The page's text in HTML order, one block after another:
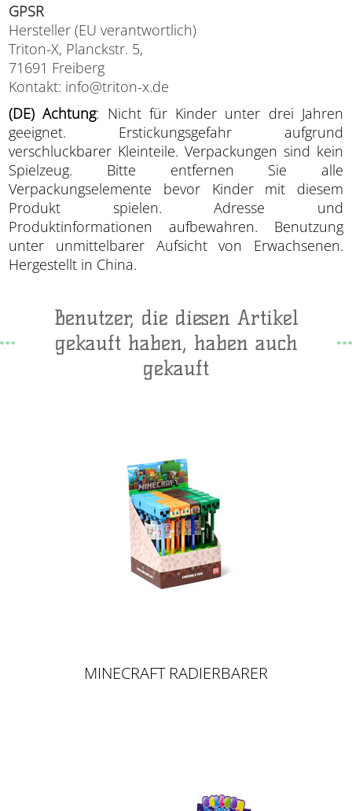
GPSR
Hersteller (EU verantwortlich)
Triton-X, Planckstr. 5,
71691 Freiberg
Kontakt: info@triton-x.de
(DE) Achtung: Nicht für Kinder unter drei Jahren
geeignet. Erstickungsgefahr aufgrund
verschluckbarer Kleinteile. Verpackungen sind kein
Spielzeug. Bitte entfernen Sie alle
Verpackungselemente bevor Kinder mit diesem
Produkt spielen. Adresse und
Produktinformationen aufbewahren. Benutzung
unter unmittelbarer Aufsicht von Erwachsenen.
Hergestellt in China.
Benutzer, die diesen Artikel
gekauft haben, haben auch
gekauft
MINECRAFT RADIERBARER